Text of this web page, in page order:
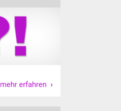
Selbsteintrag Vereine
Beirat Süßener Vereine
mehr erfahren